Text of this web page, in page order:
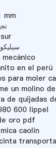
mm
en el perú
para moler
un molino
de quijadas
600 lippel
oro pdf
caolin